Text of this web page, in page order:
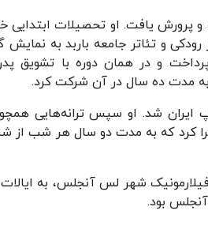
پرورش یافت. او تحصیلات ابتدایی
رودکی و تئاتر جامعه باربد به
پرداخت و در همان دوره با تشویق
مدت ده سال در آن شرکت کرد.
پاپ ایران شد. او سپس ترانه‌هایی
اجرا کرد که به مدت دو سال هر شب از
فیلارمونیک شهر لس آنجلس، به
بود.